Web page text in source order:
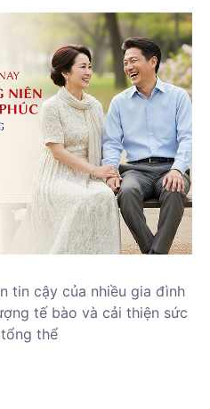
tin cậy của nhiều gia đình
tế bào và cải thiện sức
thể